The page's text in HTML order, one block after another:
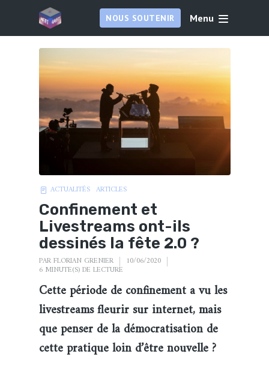
NOUS SOUTENIR Menu
ACTUALITÉS ARTICLES
Confinement et
Livestreams ont-ils
dessinés la fête 2.0 ?
PARFLORIAN GRENIER 10/06/2020
6 MINUTE(S) DE LECTURE
Cette période de confinement a vu les
livestreams fleurir sur internet, mais
que penser de la démocratisation de
cette pratique loin d’être nouvelle ?